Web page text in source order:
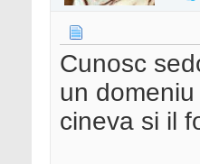
Cunosc
un
cineva si il